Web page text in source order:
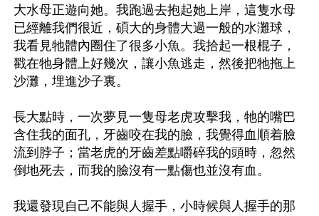
大水母正遊向她。我跑過去抱起她上岸，這隻水母
已經離我們很近，碩大的身體大過一般的水灘球，
我看見牠體內圈住了很多小魚。我拾起一根棍子，
戳在牠身體上好幾次，讓小魚逃走，然後把牠拖上
沙灘，埋進沙子裏。
長大點時，一次夢見一隻母老虎攻擊我，牠的嘴巴
含住我的面孔，牙齒咬在我的臉，我覺得血順着臉
流到脖子；當老虎的牙齒差點嚼碎我的頭時，忽然
倒地死去，而我的臉沒有一點傷也並沒有血。
我還發現自己不能與人握手，小時候與人握手的那